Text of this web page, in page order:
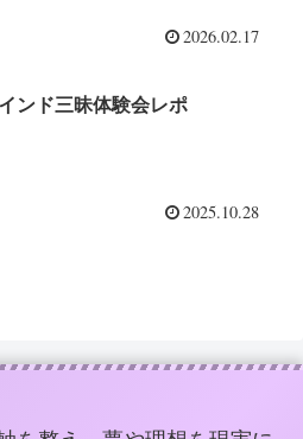
2026.02.17
インド三昧体験会レポ
2025.10.28